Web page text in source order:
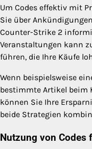
Um Codes effektiv mit
Sie über
Counter-Strike 2
Veranstaltungen kann
führen, die Ihre Käufe
Wenn beispielsweise
bestimmte Artikel beim
können Sie Ihre
beide Strategien
Nutzung von Codes